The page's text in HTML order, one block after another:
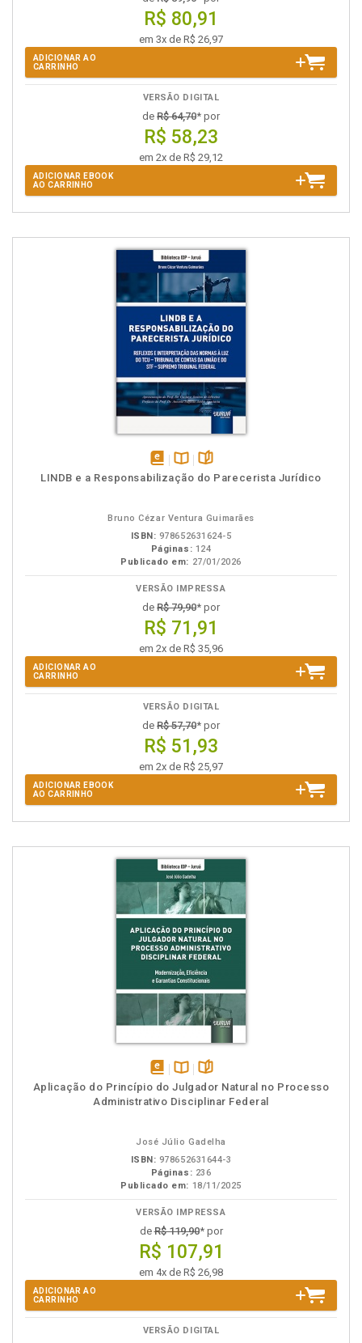
R$ 80,91
em 3x de R$ 26,97
ADICIONAR AO
CARRINHO
VERSÃO DIGITAL
de R$ 64,70* por
R$ 58,23
em 2x de R$ 29,12
ADICIONAR EBOOK
AO CARRINHO
disponívelDisponível
páginas
LINDB e a Responsabilização do Parecerista Jurídico
Bruno Cézar Ventura Guimarães
ISBN: 978652631624-5
Páginas: 124
Publicado em: 27/01/2026
VERSÃO IMPRESSA
de R$ 79,90* por
R$ 71,91
em 2x de R$ 35,96
ADICIONAR AO
CARRINHO
VERSÃO DIGITAL
de R$ 57,70* por
R$ 51,93
em 2x de R$ 25,97
ADICIONAR EBOOK
AO CARRINHO
disponível
em
Disponível
na
páginas
Aplicação do Princípio do Julgador Natural no Processo
Administrativo Disciplinar Federal
José Júlio Gadelha
ISBN: 978652631644-3
Páginas: 236
Publicado em: 18/11/2025
VERSÃO IMPRESSA
deR$ 119,90* por
R$ 107,91
em 4x de R$ 26,98
ADICIONAR AO
CARRINHO
VERSÃO DIGITAL